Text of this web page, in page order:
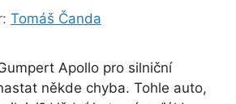
Tomáš Čanda
Apollo pro silniční
někde chyba. Tohle auto,